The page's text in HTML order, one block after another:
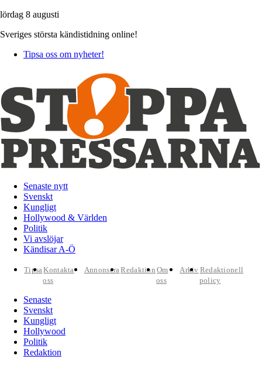
lördag 8 augusti
Sveriges största kändistidning online!
Tipsa oss om nyheter!
Senaste nytt
Svenskt
Kungligt
Hollywood & Världen
Politik
Vi avslöjar
Kändisar A-Ö
TipsaKontakta
oss
AnnonseraRedaktion Om
oss
Arkiv Redaktionell
policy
Senaste
Svenskt
Kungligt
Hollywood
Politik
Redaktion